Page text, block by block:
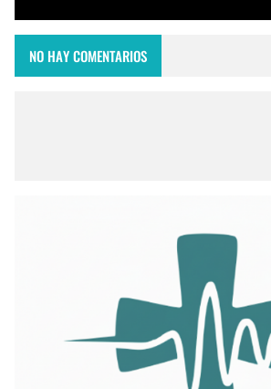
NO HAY COMENTARIOS